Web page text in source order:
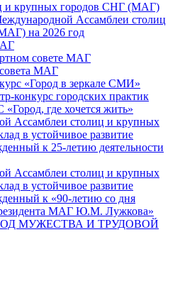
и крупных городов СНГ (МАГ)
Ассамблеи столиц
на 2026 год
совете МАГ
МАГ
«Город в зеркале СМИ»
конкурс городских практик
где хочется жить»
Ассамблеи столиц и крупных
в устойчивое развитие
к 25-летию деятельности
Ассамблеи столиц и крупных
в устойчивое развитие
к «90-летию со дня
МАГ Ю.М. Лужкова»
МУЖЕСТВА И ТРУДОВОЙ